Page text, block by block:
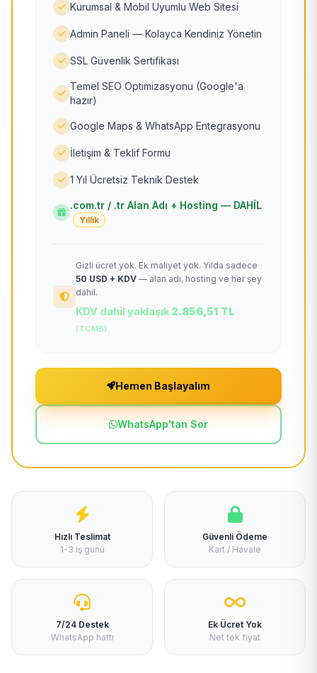
Kurumsal & Mobil Uyumlu Web Sitesi
Admin Paneli — Kolayca Kendiniz Yönetin
SSL Güvenlik Sertifikası
Temel SEO Optimizasyonu (Google'a
hazır)
Google Maps & WhatsApp Entegrasyonu
İletişim & Teklif Formu
1 Yıl Ücretsiz Teknik Destek
.com.tr / .tr Alan Adı + Hosting — DAHİL
Yıllık
Gizli ücret yok. Ek maliyet yok. Yılda sadece
50 USD + KDV — alan adı, hosting ve her şey
dahil.
KDV dahil yaklaşık 2.856,51 TL
(TCMB)
Hemen Başlayalım
WhatsApp'tan Sor
Hızlı Teslimat
1-3 iş günü
Güvenli Ödeme
Kart / Havale
7/24 Destek
WhatsApp hattı
Ek Ücret Yok
Net tek fiyat